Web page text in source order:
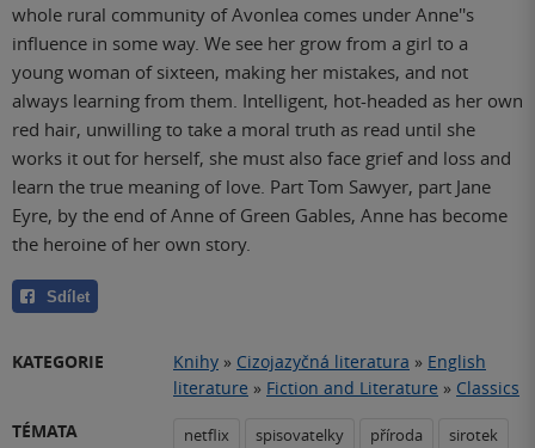
whole rural community of Avonlea comes under Anne''s
influence in some way. We see her grow from a girl to a
young woman of sixteen, making her mistakes, and not
always learning from them. Intelligent, hot-headed as her own
red hair, unwilling to take a moral truth as read until she
works it out for herself, she must also face grief and loss and
learn the true meaning of love. Part Tom Sawyer, part Jane
Eyre, by the end of Anne of Green Gables, Anne has become
the heroine of her own story.
Sdílet
KATEGORIE Knihy » Cizojazyčná literatura » English
literature » Fiction and Literature » Classics
TÉMATA
netflix spisovatelky příroda
sirotek